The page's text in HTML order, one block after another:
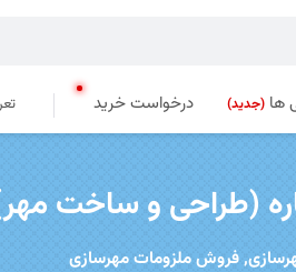
ها (جدید) درخواست خرید
(طراحی و ساخت
فروش ملزومات مهرسازی